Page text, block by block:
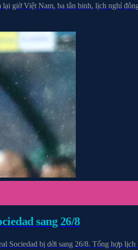
giờ Việt Nam, ba tân binh, lịch nghỉ
sang 26/8
Sociedad bị dời sang 26/8. Tổng hợp